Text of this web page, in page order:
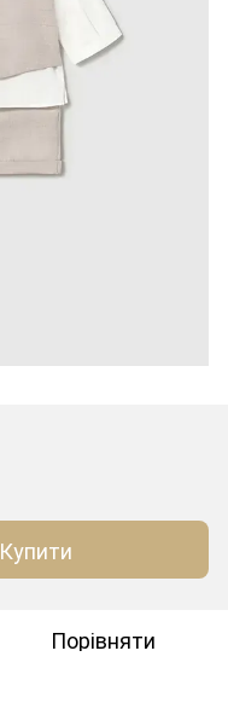
Купити
Порівняти